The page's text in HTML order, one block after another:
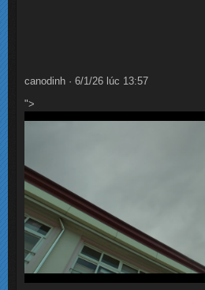
canodinh · 6/1/26 lúc 13:57
">